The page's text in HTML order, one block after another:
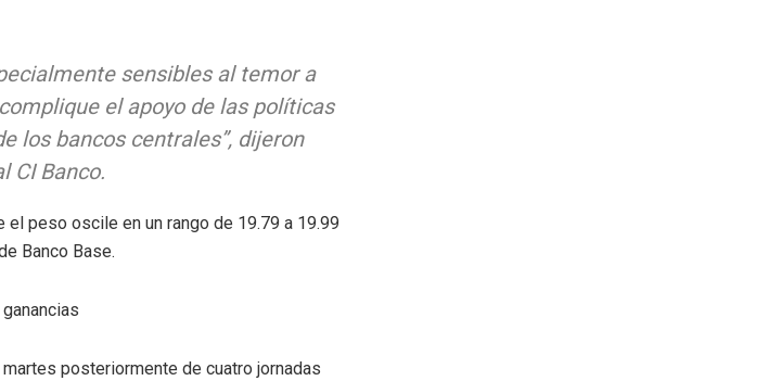
sensibles al temor a
el apoyo de las políticas
los bancos centrales”, dijeron
CI Banco.
peso oscile en un rango de 19.79 a 19.99
Banco Base.
posteriormente de cuatro jornadas